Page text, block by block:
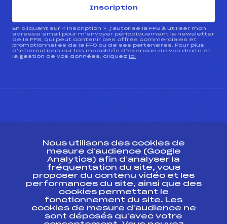
Inscription
En cliquant sur « inscription », j’autorise la FFS à utiliser mon
adresse email pour m’envoyer périodiquement la newsletter
de la FFS, qui peut contenir des offres commerciales et
promotionnelles de la FFS ou de ses partenaires. Pour plus
d’informations sur les modalités d’exercice de vos droits et
la gestion de vos données, cliquez ici
Ressources
Pass’Neige
Projet sportif fédéral
Projet de performance fédéral
Antidopage
Nous utilisons des cookies de
mesure d’audience (Google
Analytics) afin d’analyser la
fréquentation du site, vous
proposer du contenu vidéo et les
performances du site, ainsi que des
cookies permettant le
fonctionnement du site. Les
cookies de mesure d’audience ne
sont déposés qu’avec votre